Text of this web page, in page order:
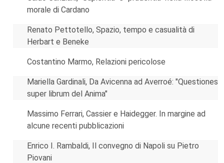
morale di Cardano
Renato Pettotello, Spazio, tempo e casualità di
Herbart e Beneke
Costantino Marmo, Relazioni pericolose
Mariella Gardinali, Da Avicenna ad Averroé: "Questiones
super librum del Anima"
Massimo Ferrari, Cassier e Haidegger. In margine ad
alcune recenti pubblicazioni
Enrico I. Rambaldi, Il convegno di Napoli su Pietro
Piovani